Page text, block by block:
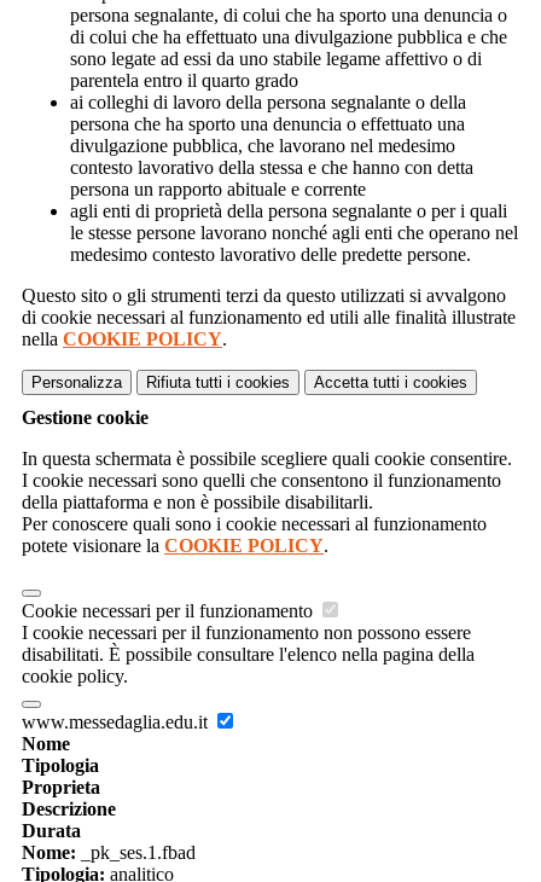
persona segnalante, di colui che ha sporto una denuncia o
di colui che ha effettuato una divulgazione pubblica e che
sono legate ad essi da uno stabile legame affettivo o di
parentela entro il quarto grado
ai colleghi di lavoro della persona segnalante o della
persona che ha sporto una denuncia o effettuato una
divulgazione pubblica, che lavorano nel medesimo
contesto lavorativo della stessa e che hanno con detta
persona un rapporto abituale e corrente
agli enti di proprietà della persona segnalante o per i quali
le stesse persone lavorano nonché agli enti che operano nel
medesimo contesto lavorativo delle predette persone.
Questo sito o gli strumenti terzi da questo utilizzati si avvalgono
di cookie necessari al funzionamento ed utili alle finalità illustrate
nella COOKIE POLICY.
Personalizza Rifiuta tutti i cookies Accetta tutti i cookies
Gestione cookie
In questa schermata è possibile scegliere quali cookie consentire.
I cookie necessari sono quelli che consentono il funzionamento
della piattaforma e non è possibile disabilitarli.
Per conoscere quali sono i cookie necessari al funzionamento
potete visionare la COOKIE POLICY.
Cookie necessari per il funzionamento
I cookie necessari per il funzionamento non possono essere
disabilitati. È possibile consultare l'elenco nella pagina della
cookie policy.
www.messedaglia.edu.it
Nome
Tipologia
Proprieta
Descrizione
Durata
Nome: _pk_ses.1.fbad
Tipologia: analitico